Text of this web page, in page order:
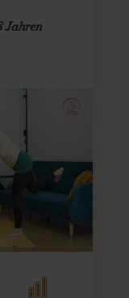
Jahren
dem Zirkus-
schlüpfen in
die Kinder auf